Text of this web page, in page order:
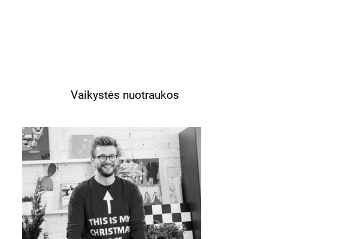
Vaikystės nuotraukos